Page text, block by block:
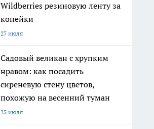
Wildberries резиновую ленту за
копейки
27 июля
Садовый великан с хрупким
нравом: как посадить
сиреневую стену цветов,
похожую на весенний туман
25 июля